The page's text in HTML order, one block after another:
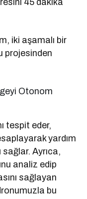
iki aşamalı bir
projesinden
Otonom
tespit eder,
yardım
Ayrıca,
analiz edip
sağlayan
bu